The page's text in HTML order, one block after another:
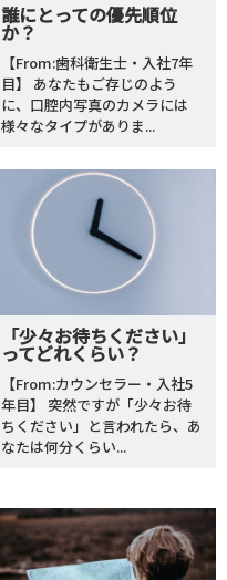
誰にとっての優先順位
か？
【From:歯科衛生士・入社7年
目】 あなたもご存じのよう
に、口腔内写真のカメラには
様々なタイプがありま...
「少々お待ちください」
ってどれくらい？
【From:カウンセラー・入社5
年目】 突然ですが「少々お待
ちください」と言われたら、あ
なたは何分くらい...